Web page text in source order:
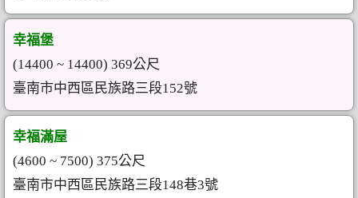
幸福堡
(14400 ~ 14400) 369公尺
臺南市中西區民族路三段152號
幸福滿屋
(4600 ~ 7500) 375公尺
臺南市中西區民族路三段148巷3號